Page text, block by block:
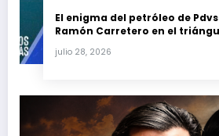
El enigma del petróleo de
Ramón Carretero en el
julio 28, 2026